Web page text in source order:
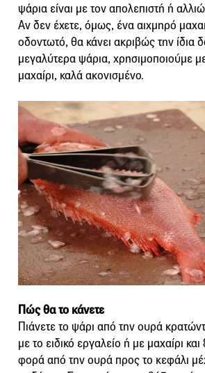
ψάρια είναι με τον απολεπιστή ή
Αν δεν έχετε, όμως, ένα αιχμηρό
οδοντωτό, θα κάνει ακριβώς την ίδια
μεγαλύτερα ψάρια, χρησιμοποιούμε
μαχαίρι, καλά ακονισμένο.
Πώς θα το κάνετε
Πιάνετε το ψάρι από την ουρά
με το ειδικό εργαλείο ή με μαχαίρι
φορά από την ουρά προς το κεφάλι